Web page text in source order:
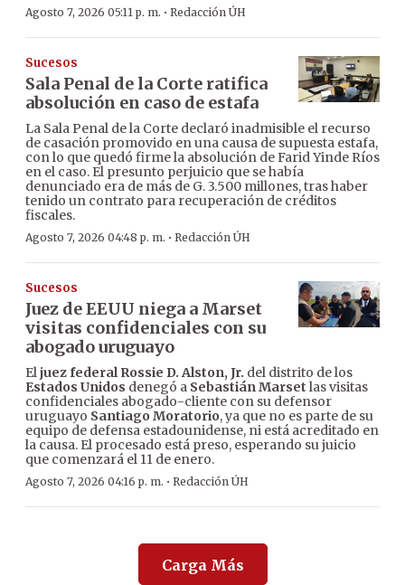
Agosto 7, 2026 05:11 p. m. · Redacción ÚH
Sucesos
Sala Penal de la Corte ratifica
absolución en caso de estafa
La Sala Penal de la Corte declaró inadmisible el recurso
de casación promovido en una causa de supuesta estafa,
con lo que quedó firme la absolución de Farid Yinde Ríos
en el caso. El presunto perjuicio que se había
denunciado era de más de G. 3.500 millones, tras haber
tenido un contrato para recuperación de créditos
fiscales.
Agosto 7, 2026 04:48 p. m. · Redacción ÚH
Sucesos
Juez de EEUU niega a Marset
visitas confidenciales con su
abogado uruguayo
Eljuez federal Rossie D. Alston, Jr. del distrito de los
Estados Unidos denegó a Sebastián Marset las visitas
confidenciales abogado-cliente con su defensor
uruguayo Santiago Moratorio, ya que no es parte de su
equipo de defensa estadounidense, ni está acreditado en
la causa. El procesado está preso, esperando su juicio
que comenzará el 11 de enero.
Agosto 7, 2026 04:16 p. m. · Redacción ÚH
Carga Más